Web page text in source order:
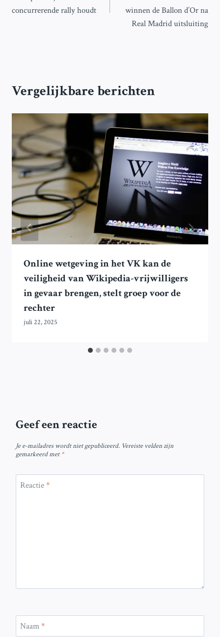
concurrerende rally houdt
winnen de Ballon d’Or na
Real Madrid uitsluiting
Vergelijkbare berichten
Online wetgeving in het VK kan de
veiligheid van Wikipedia-vrijwilligers
in gevaar brengen, stelt groep voor de
rechter
juli 22, 2025
Geef een reactie
Je e-mailadres wordt niet gepubliceerd. Vereiste velden zijn
gemarkeerd met*
Reactie*
Naam*